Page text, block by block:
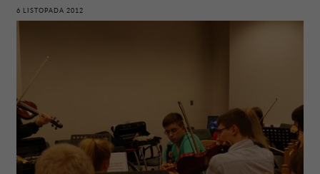
6 LISTOPADA 2012